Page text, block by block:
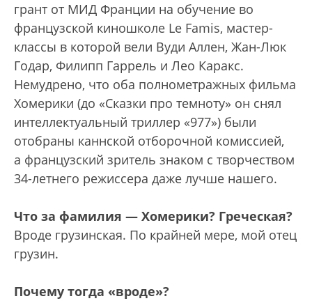
грант от МИД Франции на обучение во
французской киношколе Le Famis, мастер-
классы в которой вели Вуди Аллен, Жан-Люк
Годар, Филипп Гаррель и Лео Каракс.
Немудрено, что оба полнометражных фильма
Хомерики (до «Сказки про темноту» он снял
интеллектуальный триллер «977») были
отобраны каннской отборочной комиссией,
а французский зритель знаком с творчеством
34-летнего режиссера даже лучше нашего.
Что за фамилия — Хомерики? Греческая?
Вроде грузинская. По крайней мере, мой отец
грузин.
Почему тогда «вроде»?